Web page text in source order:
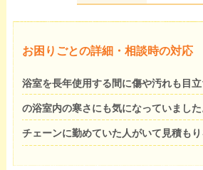
お困りごとの詳細・相談時の対応
浴室を長年使用する間に傷や汚れも目
の浴室内の寒さにも気になっていまし
チェーンに勤めていた人がいて見積もり